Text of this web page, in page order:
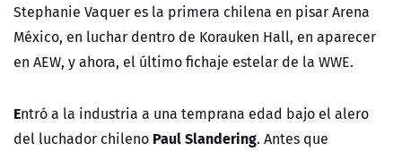
Stephanie Vaquer es la primera chilena en pisar Arena
México, en luchar dentro de Korauken Hall, en aparecer
en AEW, y ahora, el último fichaje estelar de la WWE.
Entró a la industria a una temprana edad bajo el alero
del luchador chileno Paul Slandering. Antes que